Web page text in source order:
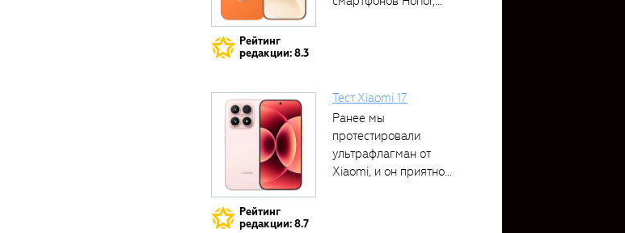
Рейтинг
редакции: 8.3
Рейтинг
редакции: 8.7
Тест Xiaomi 17
Ранее мы
протестировали
ультрафлагман от
Xiaomi, и он приятно